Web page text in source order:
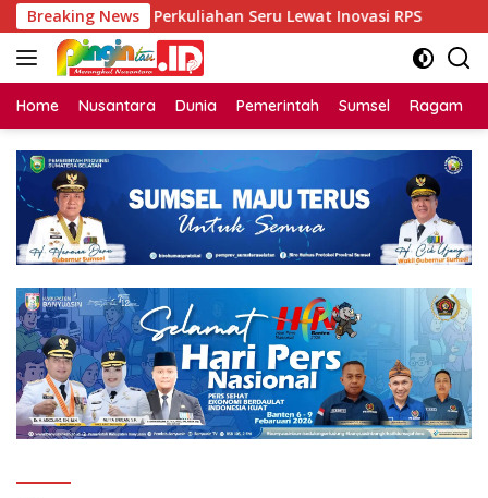
Langsung
ke
konten
Breaking News
Unsri Dorong Perkuliahan Seru Lewat Inovasi RPS
Home Nusantara Dunia Pemerintah Sumsel Ragam